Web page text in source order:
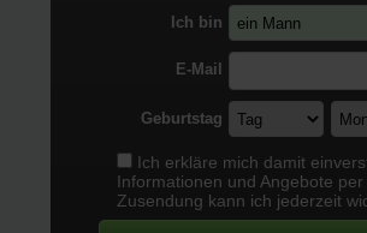
Ich bin
E-Mail
Geburtstag
Ich erkläre mich damit
Informationen und Angebote
Zusendung kann ich jederzeit